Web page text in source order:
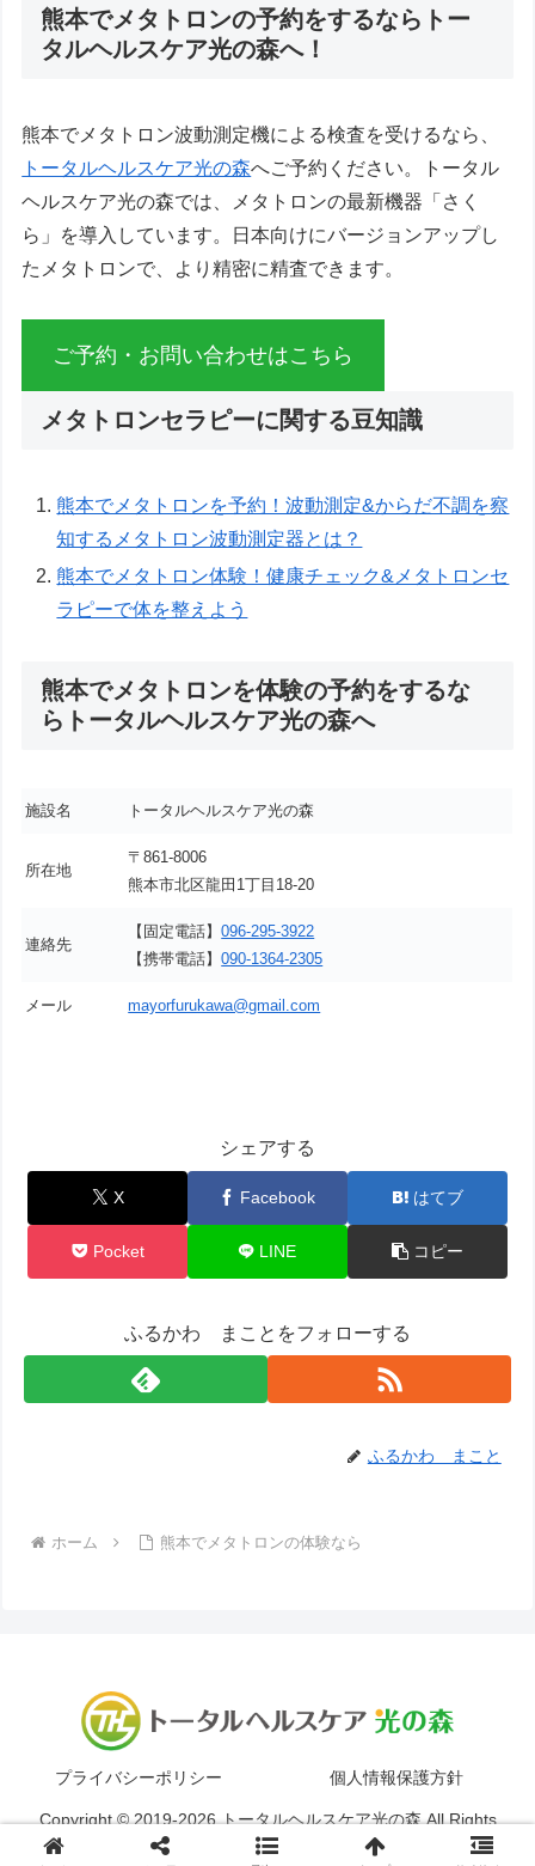
熊本でメタトロンの予約をするならトー
タルヘルスケア光の森へ！
熊本でメタトロン波動測定機による検査を受けるなら、
トータルヘルスケア光の森へご予約ください。トータル
ヘルスケア光の森では、メタトロンの最新機器「さく
ら」を導入しています。日本向けにバージョンアップし
たメタトロンで、より精密に精査できます。
ご予約・お問い合わせはこちら
メタトロンセラピーに関する豆知識
熊本でメタトロンを予約！波動測定&からだ不調を察
知するメタトロン波動測定器とは？
熊本でメタトロン体験！健康チェック&メタトロンセ
ラピーで体を整えよう
熊本でメタトロンを体験の予約をするな
らトータルヘルスケア光の森へ
施設名 トータルヘルスケア光の森
所在地
〒861-8006
熊本市北区龍田1丁目18-20
連絡先
【固定電話】096-295-3922
【携帯電話】090-1364-2305
メール mayorfurukawa@gmail.com
シェアする
X Facebook はてブ
Pocket LINE コピー
ふるかわ まことをフォローする
ふるかわ まこと
ホーム 熊本でメタトロンの体験なら
プライバシーポリシー 個人情報保護方針
Copyright © 2019-2026 トータルヘルスケア光の森 All Rights
Reserved.